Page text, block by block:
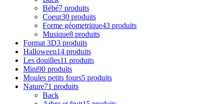
Bébé7 produits
Coeur30 produits
Forme géometrique43 produits
Musique8 produits
Format 3D3 produits
Halloween14 produits
Les douilles11 produits
Mini90 produits
Moules petits fours5 produits
Nature71 produits
Back